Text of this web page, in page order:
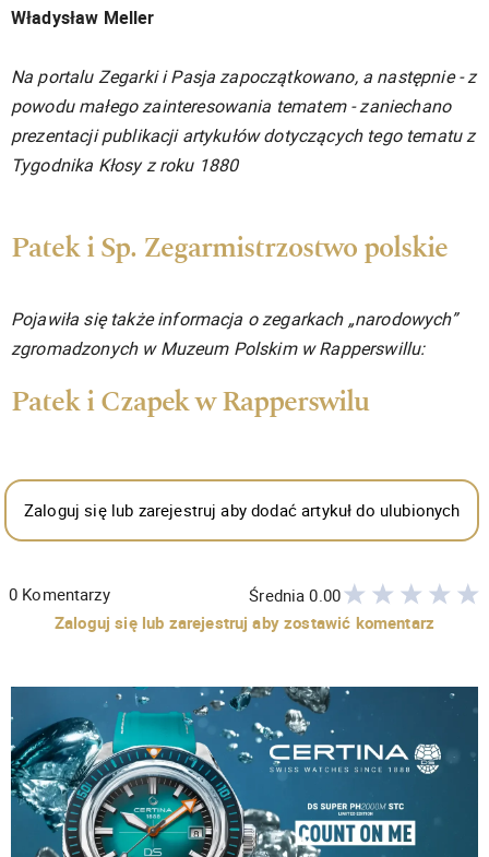
Władysław Meller
Na portalu Zegarki i Pasja zapoczątkowano, a następnie - z
powodu małego zainteresowania tematem - zaniechano
prezentacji publikacji artykułów dotyczących tego tematu z
Tygodnika Kłosy z roku 1880
Patek i Sp. Zegarmistrzostwo polskie
Pojawiła się także informacja o zegarkach „narodowych”
zgromadzonych w Muzeum Polskim w Rapperswillu:
Patek i Czapek w Rapperswilu
Zaloguj się lub zarejestruj aby dodać artykuł do ulubionych
0 Komentarzy Średnia0.00
Zaloguj się lub zarejestruj aby zostawić komentarz